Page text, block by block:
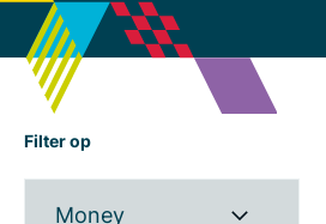
Filter op
Money